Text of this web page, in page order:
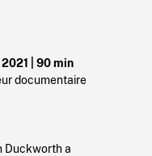
| 90 min
documentaire
Duckworth a